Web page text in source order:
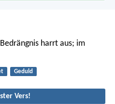
harrt aus; im
Geduld
Vers!